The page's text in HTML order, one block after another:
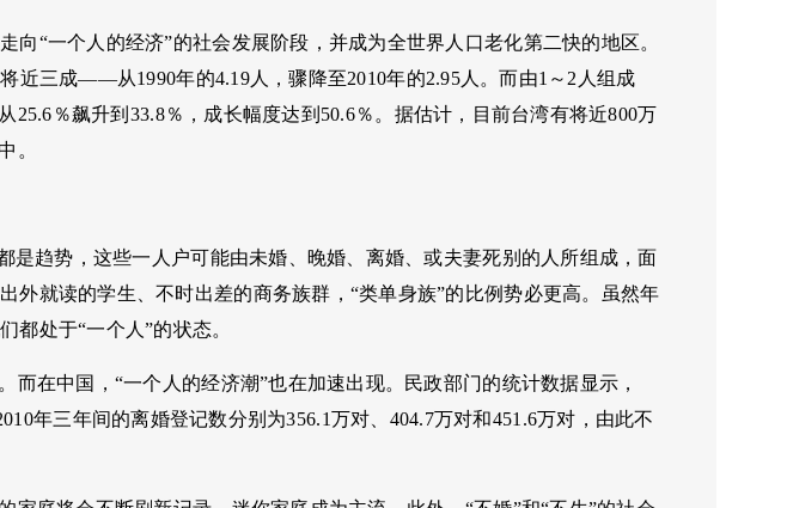
向“一个人的经济”的社会发展阶段，并成为全世界人口老化第二快的地区。
近三成——从1990年的4.19人，骤降至2010年的2.95人。而由1～2人组成
25.6％飙升到33.8％，成长幅度达到50.6％。据估计，目前台湾有将近800万
。
是趋势，这些一人户可能由未婚、晚婚、离婚、或夫妻死别的人所组成，面
外就读的学生、不时出差的商务族群，“类单身族”的比例势必更高。虽然年
都处于“一个人”的状态。
而在中国，“一个人的经济潮”也在加速出现。民政部门的统计数据显示，
年三年间的离婚登记数分别为356.1万对、404.7万对和451.6万对，由此不